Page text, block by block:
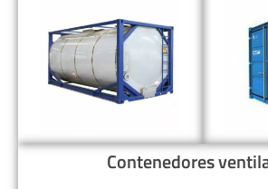
Contenedores